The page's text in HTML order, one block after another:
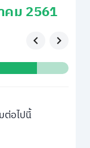
คม 2561
ต่อไปนี้